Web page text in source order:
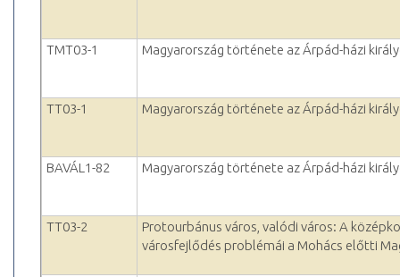
TMT03-1 Magyarország története az Árpád-házi
TT03-1 Magyarország története az Árpád-házi
BAVÁL1-82 Magyarország története az Árpád-házi
TT03-2
Protourbánus város, valódi város: A
városfejlődés problémái a Mohács előtti